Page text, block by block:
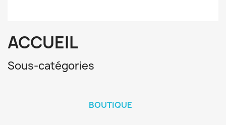
ACCUEIL
Sous-catégories
BOUTIQUE